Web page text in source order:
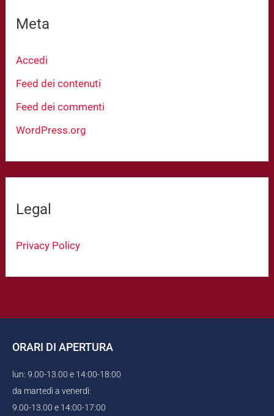
Meta
Accedi
Feed dei contenuti
Feed dei commenti
WordPress.org
Legal
Privacy Policy
ORARI DI APERTURA
lun: 9.00-13.00 e 14:00-18:00
da martedì a venerdì:
9.00-13.00 e 14:00-17:00